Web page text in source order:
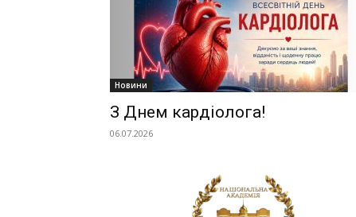
Новини
З Днем кардіолога!
06.07.2026